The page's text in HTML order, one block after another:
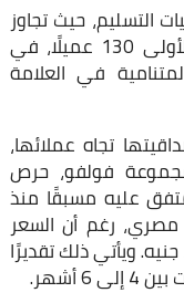
التسليم، حيث تجاوز
عدد العملاء المستفيدين من الدفعة الأولى 130 عميلًا، في
في العلامة
تجاه عملائها،
فولفو، حرص
عليه مسبقًا منذ
3,750,000 جنيه مصري، رغم أن السعر
الرسمي الحالي للسيارة يبلغ 3,890,000 جنيه. ويأتي ذلك تقديرًا
أشهر.